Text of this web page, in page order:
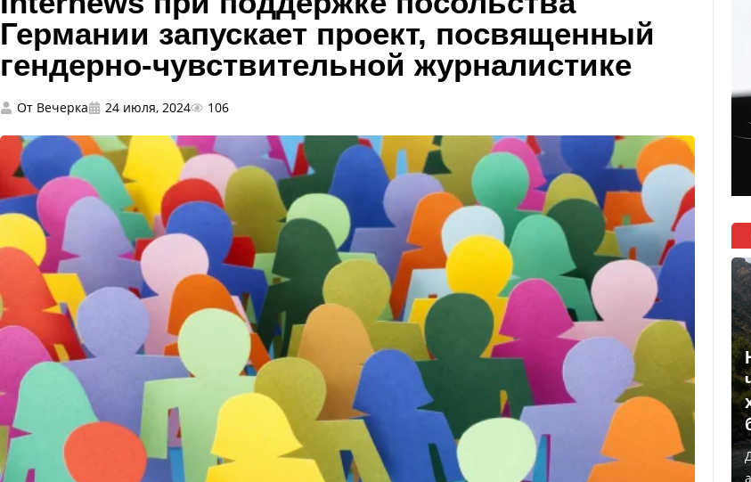
Германии запускает проект, посвященный
гендерно-чувствительной журналистике
От Вечерка 24 июля, 2024 106